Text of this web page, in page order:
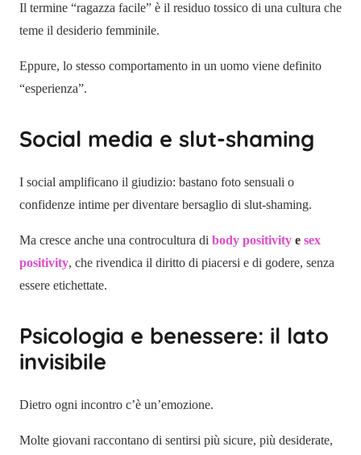
Il termine “ragazza facile” è il residuo tossico di una cultura che
teme il desiderio femminile.
Eppure, lo stesso comportamento in un uomo viene definito
“esperienza”.
Social media e slut-shaming
I social amplificano il giudizio: bastano foto sensuali o
confidenze intime per diventare bersaglio di slut-shaming.
Ma cresce anche una controcultura di body positivity e sex
positivity, che rivendica il diritto di piacersi e di godere, senza
essere etichettate.
Psicologia e benessere: il lato
invisibile
Dietro ogni incontro c’è un’emozione.
Molte giovani raccontano di sentirsi più sicure, più desiderate,